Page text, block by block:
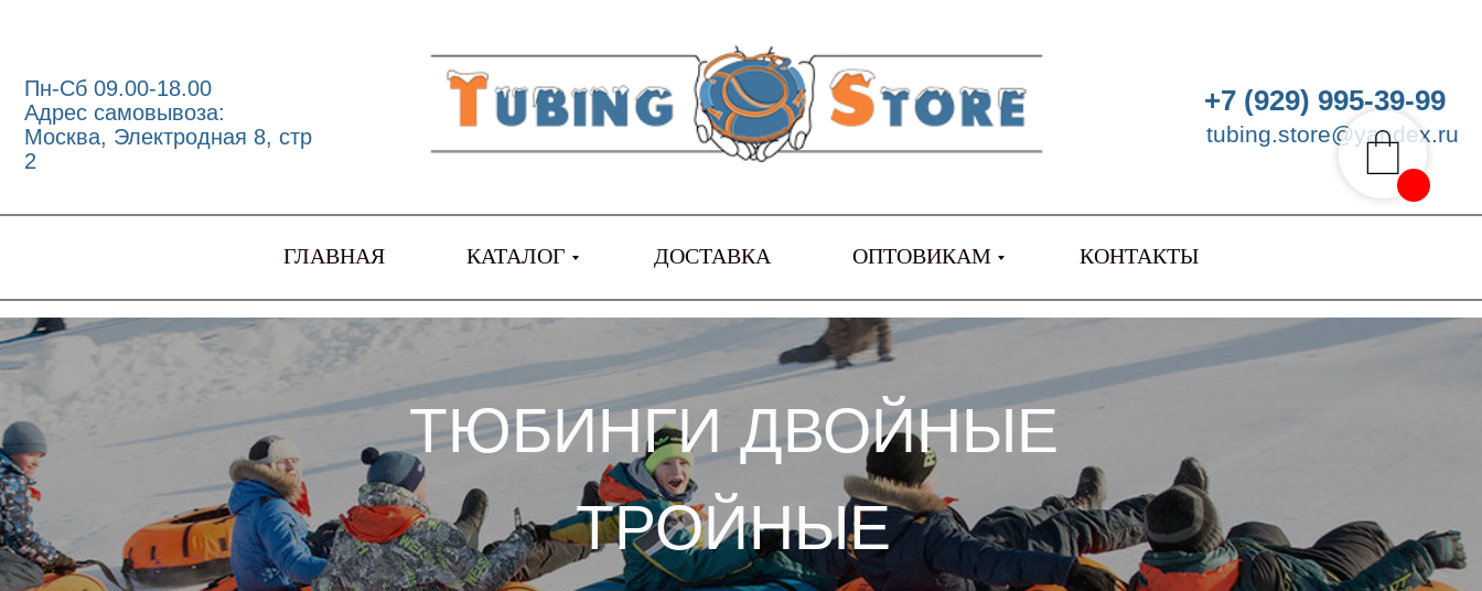
+7 (929) 995-39-99
tubing.store@yandex.ru
Пн-Сб 09.00-18.00
Адрес самовывоза:
Москва, Электродная 8, стр
2
ГЛАВНАЯ КАТАЛОГ ДОСТАВКА ОПТОВИКАМ КОНТАКТЫ
ТЮБИНГИ ДВОЙНЫЕ
ТРОЙНЫЕ